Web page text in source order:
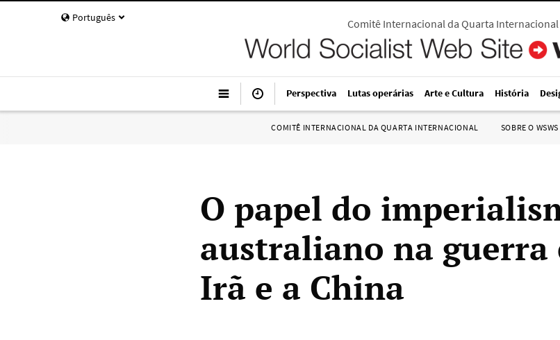
Português Comitê Internacional da Quarta Internacional
Perspectiva Lutas operárias Arte e Cultura História
COMITÊ INTERNACIONAL DA QUARTA INTERNACIONAL SOBRE O WSWS
O papel do
australiano na guerra
Irã e a China